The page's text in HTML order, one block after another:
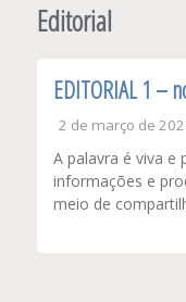
Editorial
EDITORIAL 1 –
2 de março de
A palavra é viva e
informações e
meio de